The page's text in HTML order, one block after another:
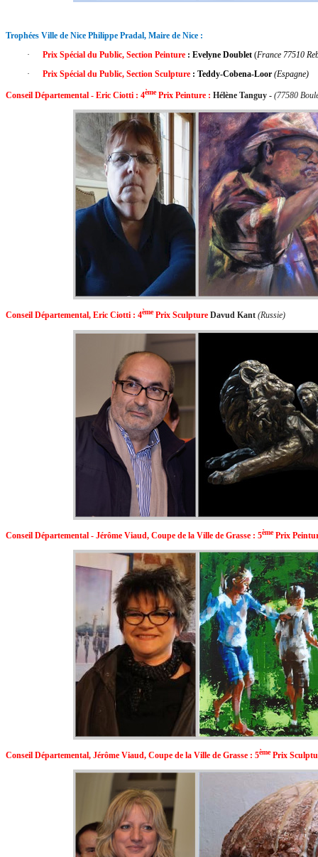
Trophées Ville de Nice Philippe Pradal, Maire de Nice :
·
Prix Spécial du Public, Section Peinture : Evelyne Doublet (France 77510
·
Prix Spécial du Public, Section Sculpture : Teddy-Cobena-Loor (Espagne)
Conseil Départemental - Eric Ciotti : 4èmePrix Peinture : Hélène Tanguy - (77580
Conseil Départemental, Eric Ciotti : 4èmePrix Sculpture Davud Kant (Russie)
Conseil Départemental - Jérôme Viaud, Coupe de la Ville de Grasse : 5èmePrix
Conseil Départemental, Jérôme Viaud, Coupe de la Ville de Grasse : 5èmePrix